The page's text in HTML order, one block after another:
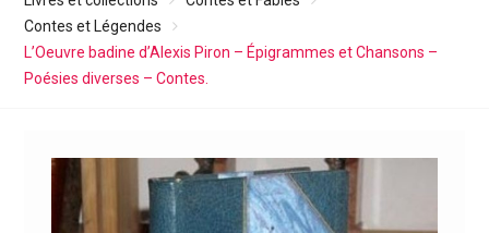
Contes et Légendes
L’Oeuvre badine d’Alexis Piron – Épigrammes et Chansons –
Poésies diverses – Contes.